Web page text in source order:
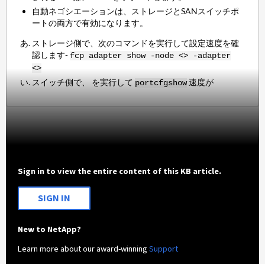
自動ネゴシエーションは、ストレージとSANスイッチポ
ートの両方で有効になります。
ストレージ側で、次のコマンドを実行して設定速度を確
認します- fcp adapter show -node <> -adapter
<>
スイッチ側で、 を実行して portcfgshow速度が
Sign in to view the entire content of this KB article.
SIGN IN
New to NetApp?
Learn more about our award-winningSupport